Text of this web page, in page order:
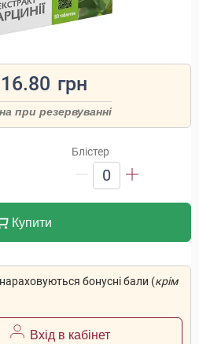
грн
при резервуванні
Блістер
0
Купити
бонусні бали (крім
Вхід в кабінет